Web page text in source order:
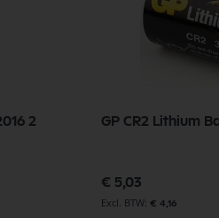
2
GP CR2 Lithium
€ 5,03
€ 4,16